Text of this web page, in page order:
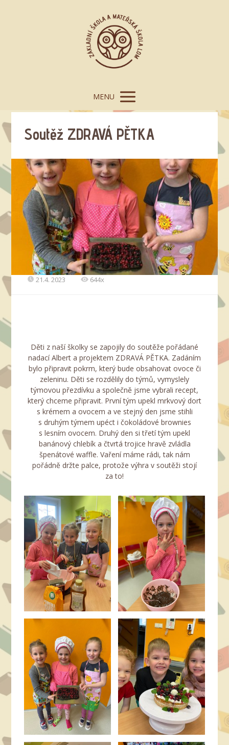
MENU
Soutěž ZDRAVÁ PĚTKA
21.4. 2023 644x
Děti z naší školky se zapojily do soutěže pořádané
nadací Albert a projektem ZDRAVÁ PĚTKA. Zadáním
bylo připravit pokrm, který bude obsahovat ovoce či
zeleninu. Děti se rozdělily do týmů, vymyslely
týmovou přezdívku a společně jsme vybrali recept,
který chceme připravit. První tým upekl mrkvový dort
s krémem a ovocem a ve stejný den jsme stihli
s druhým týmem upéct i čokoládové brownies
s lesním ovocem. Druhý den si třetí tým upekl
banánový chlebík a čtvrtá trojice hravě zvládla
špenátové waffle. Vaření máme rádi, tak nám
pořádně držte palce, protože výhra v soutěži stojí
za to!